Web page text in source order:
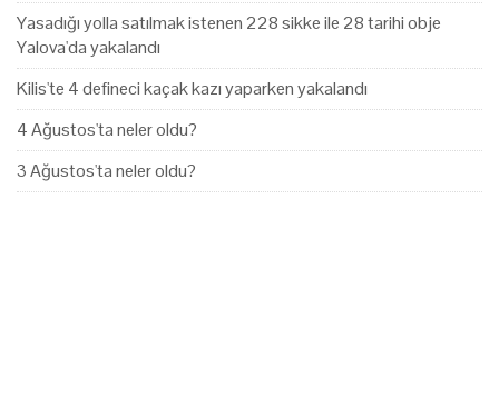
Yasadığı yolla satılmak istenen 228 sikke ile 28 tarihi obje
Yalova'da yakalandı
Kilis'te 4 defineci kaçak kazı yaparken yakalandı
4 Ağustos'ta neler oldu?
3 Ağustos'ta neler oldu?